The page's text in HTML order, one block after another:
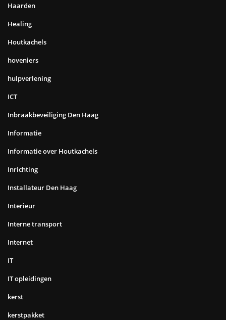
Haarden
Healing
Houtkachels
hoveniers
hulpverlening
ICT
Inbraakbeveiliging Den Haag
Informatie
Informatie over Houtkachels
Inrichting
Installateur Den Haag
Interieur
Interne transport
Internet
IT
IT opleidingen
kerst
kerstpakket